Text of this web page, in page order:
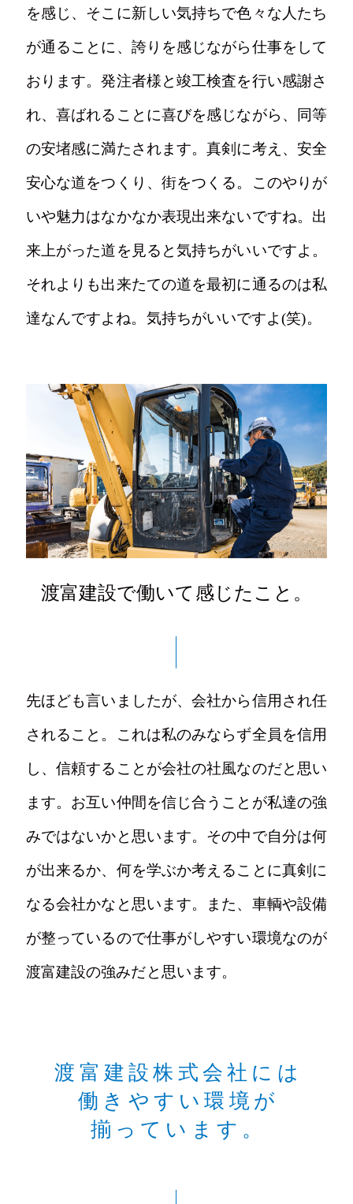
を感じ、そこに新しい気持ちで色々な人たち
が通ることに、誇りを感じながら仕事をして
おります。発注者様と竣工検査を行い感謝さ
れ、喜ばれることに喜びを感じながら、同等
の安堵感に満たされます。真剣に考え、安全
安心な道をつくり、街をつくる。このやりが
いや魅力はなかなか表現出来ないですね。出
来上がった道を見ると気持ちがいいですよ。
それよりも出来たての道を最初に通るのは私
達なんですよね。気持ちがいいですよ(笑)。
渡富建設で働いて感じたこと。
先ほども言いましたが、会社から信用され任
されること。これは私のみならず全員を信用
し、信頼することが会社の社風なのだと思い
ます。お互い仲間を信じ合うことが私達の強
みではないかと思います。その中で自分は何
が出来るか、何を学ぶか考えることに真剣に
なる会社かなと思います。また、車輌や設備
が整っているので仕事がしやすい環境なのが
渡富建設の強みだと思います。
渡富建設株式会社には
働きやすい環境が
揃っています。